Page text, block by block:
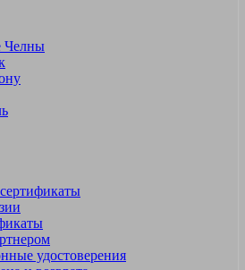
Челны
удостоверения